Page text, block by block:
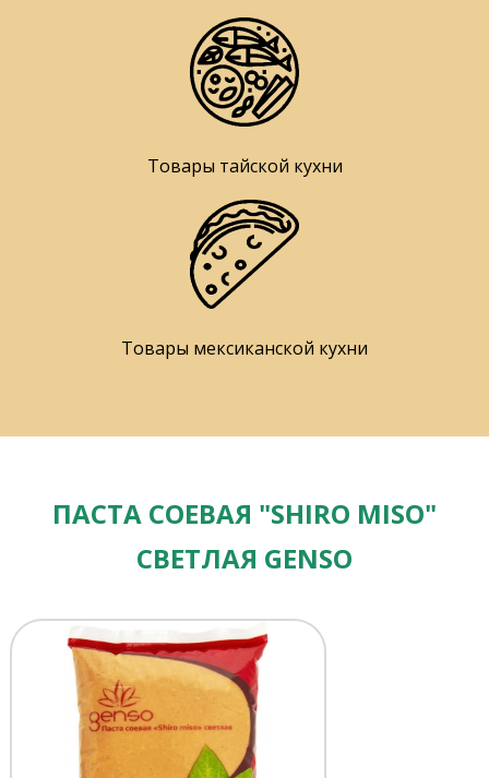
Товары тайской кухни
Товары мексиканской кухни
ПАСТА СОЕВАЯ "SHIRO MISO"
СВЕТЛАЯ GENSO